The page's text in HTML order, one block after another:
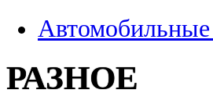
Автомобильные
РАЗНОЕ